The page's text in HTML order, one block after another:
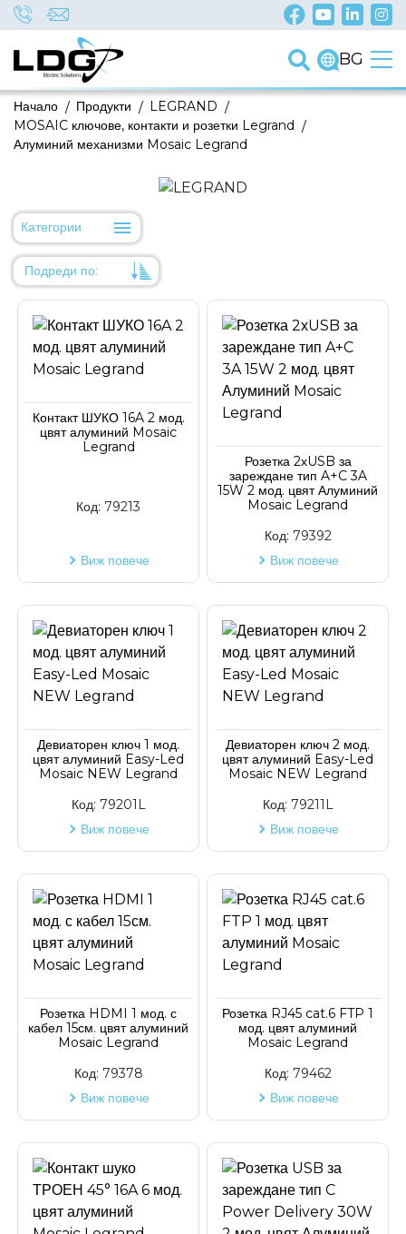
BG
/
Начало /
Продукти /
LEGRAND
/
MOSAIC ключове, контакти и розетки Legrand
Алуминий механизми Mosaic Legrand
Категории
Подреди по:
Име
Код на артикул
Код на артикул
Контакт ШУКО 16A 2 мод.
цвят алуминий Mosaic
Legrand
Код: 79213
Виж повече
Розетка 2хUSB за
зареждане тип A+C 3A
15W 2 мод. цвят Алуминий
Mosaic Legrand
Код: 79392
Виж повече
Девиаторен ключ 1 мод.
цвят алуминий Easy-Led
Mosaic NEW Legrand
Код: 79201L
Виж повече
Девиаторен ключ 2 мод.
цвят алуминий Easy-Led
Mosaic NEW Legrand
Код: 79211L
Виж повече
Розетка HDMI 1 мод. с
кабел 15см. цвят алуминий
Mosaic Legrand
Код: 79378
Виж повече
Розетка RJ45 cat.6 FTP 1
мод. цвят алуминий
Mosaic Legrand
Код: 79462
Виж повече